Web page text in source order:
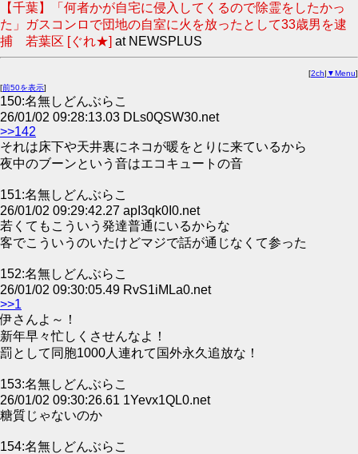
【千葉】「何者かが自宅に侵入してくるので除霊をしたかっ
た」ガスコンロで団地の自室に火を放ったとして33歳男を逮
捕 若葉区 [ぐれ★] at NEWSPLUS
[2ch| ▼Menu]
[前50を表示]
150:名無しどんぶらこ
26/01/02 09:28:13.03 DLs0QSW30.net
>>142
それは床下や天井裏にネコが暖をとりに来ているから
夜中のブーンという音はエコキュートの音
151:名無しどんぶらこ
26/01/02 09:29:42.27 apI3qk0I0.net
若くてもこういう発達普通にいるからな
客でこういうのいたけどマジで話が通じなくて参った
152:名無しどんぶらこ
26/01/02 09:30:05.49 RvS1iMLa0.net
>>1
伊さんよ～！
新年早々忙しくさせんなよ！
罰として同胞1000人連れて国外永久追放な！
153:名無しどんぶらこ
26/01/02 09:30:26.61 1Yevx1QL0.net
糖質じゃないのか
154:名無しどんぶらこ